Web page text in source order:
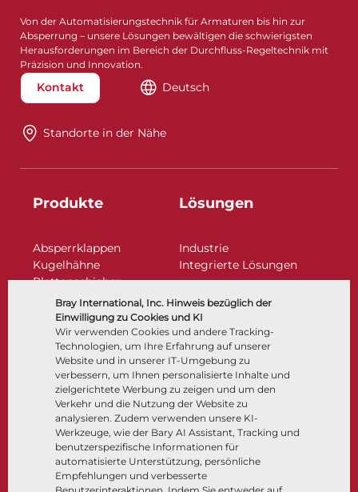
Bray International, Inc. Hinweis bezüglich der
Einwilligung zu Cookies und KI
Wir verwenden Cookies und andere Tracking-
Technologien, um Ihre Erfahrung auf unserer
Website und in unserer IT-Umgebung zu
verbessern, um Ihnen personalisierte Inhalte und
zielgerichtete Werbung zu zeigen und um den
Verkehr und die Nutzung der Website zu
analysieren. Zudem verwenden unsere KI-
Werkzeuge, wie der Bary AI Assistant, Tracking und
benutzerspezifische Informationen für
automatisierte Unterstützung, persönliche
Empfehlungen und verbesserte
Von der Automatisierungstechnik für Armaturen bis hin zur
Absperrung – unsere Lösungen bewältigen die schwierigsten
Herausforderungen im Bereich der Durchfluss-Regeltechnik mit
Präzision und Innovation.
Kontakt Deutsch
Standorte in der Nähe​​​​​​​
Produkte
Absperrklappen
Kugelhähne
Plattenschieber
Regelarmaturen
Rückschlagklappen
Antriebe | Betätigungen
Steuer- und Regeltechnik
Tieftemperatur​​​​​​​
Lösungen
Industrie
Integrierte Lösungen
Unternehmen
Über
Standorte
Lieferantenmanagement
Nachhaltigkeit
Dokumentation
Dokumente
Wissenszentrum
Software
Werkstoffauswahl